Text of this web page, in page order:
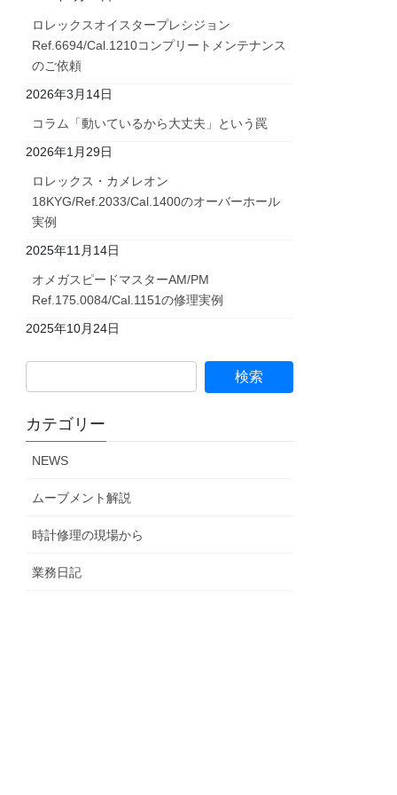
ロレックスオイスタープレシジョン
Ref.6694/Cal.1210コンプリートメンテナンス
のご依頼
2026年3月14日
コラム「動いているから大丈夫」という罠
2026年1月29日
ロレックス・カメレオン
18KYG/Ref.2033/Cal.1400のオーバーホール
実例
2025年11月14日
オメガスピードマスターAM/PM
Ref.175.0084/Cal.1151の修理実例
2025年10月24日
カテゴリー
NEWS
ムーブメント解説
時計修理の現場から
業務日記